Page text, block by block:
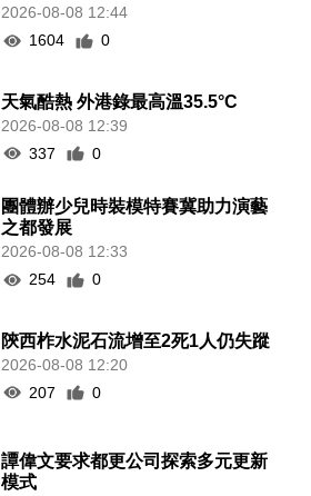
2026-08-08 12:44
1604
0
天氣酷熱 外港錄最高溫35.5°C
2026-08-08 12:39
337
0
團體辦少兒時裝模特賽冀助力演藝
之都發展
2026-08-08 12:33
254
0
陝西柞水泥石流增至2死1人仍失蹤
2026-08-08 12:20
207
0
譚偉文要求都更公司探索多元更新
模式